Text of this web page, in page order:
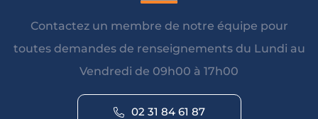
Contactez un membre de notre équipe pour
toutes demandes de renseignements du Lundi au
Vendredi de 09h00 à 17h00
02 31 84 61 87